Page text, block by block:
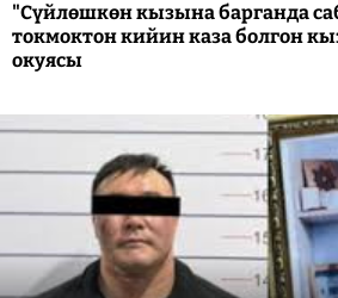
"Сүйлөшкөн кызына барганда
токмоктон кийин каза болгон
окуясы